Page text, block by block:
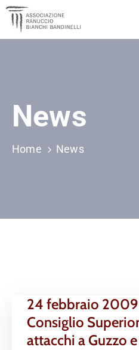
DOCUMENTI
News
Home News
24 febbraio 2009
Consiglio
attacchi a Guzzo